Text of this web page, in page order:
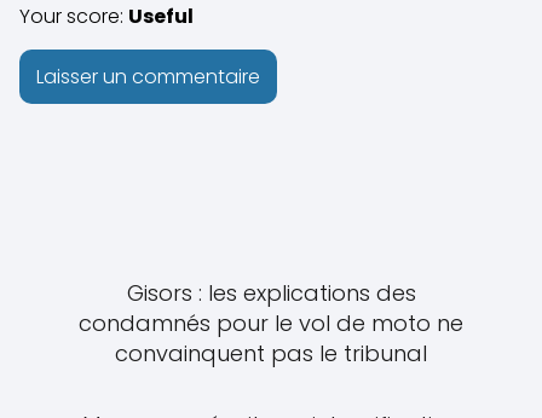
Your score: Useful
Gisors : les explications des
condamnés pour le vol de moto ne
convainquent pas le tribunal